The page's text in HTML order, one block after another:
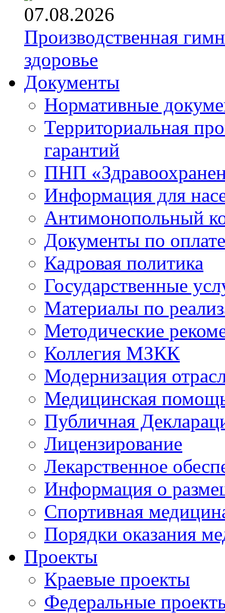
07.08.2026
Производственная
здоровье
Документы
Нормативные
Территориальная
гарантий
ПНП
Информация для
Антимонопольный
Документы по
Кадровая политика
Государственные
Материалы по
Методические
Коллегия МЗКК
Модернизация
Медицинская
Публичная
Лицензирование
Лекарственное
Информация о
Спортивная
Порядки оказания
Проекты
Краевые проекты
Федеральные